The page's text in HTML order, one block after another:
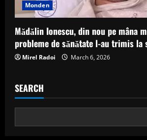
Monden
Mădălin Ionescu, din nou pe mâna
probleme de sănătate l-au trimis la
Mirel Radoi March 6, 2026
SEARCH